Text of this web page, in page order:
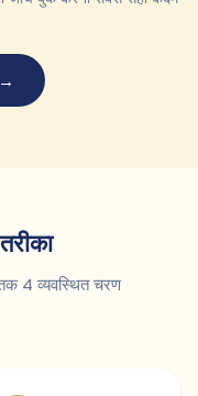
तक 4 व्यवस्थित चरण